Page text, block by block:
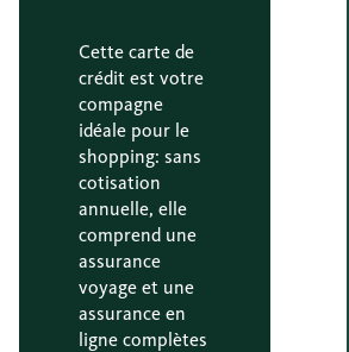
Cette carte de
crédit est votre
compagne
idéale pour le
shopping: sans
cotisation
annuelle, elle
comprend une
assurance
voyage et une
assurance en
ligne complètes